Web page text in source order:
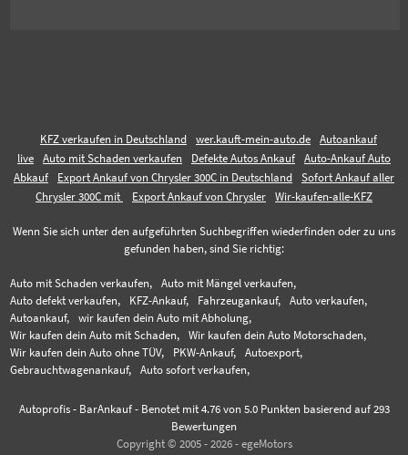
KFZ verkaufen in Deutschland wer.kauft-mein-auto.de
Autoankauf
live
Auto mit Schaden verkaufen Defekte Autos Ankauf
Auto-Ankauf Auto
Abkauf
Export Ankauf von Chrysler 300C in Deutschland
Sofort Ankauf aller
Chrysler 300C mit
Export Ankauf von Chrysler Wir-kaufen-alle-KFZ
Wenn Sie sich unter den aufgeführten Suchbegriffen wiederfinden oder zu uns
gefunden haben, sind Sie richtig:
Auto mit Schaden verkaufen,
Auto mit Mängel verkaufen,
Auto defekt verkaufen,
KFZ-Ankauf, Fahrzeugankauf,
Auto verkaufen,
Autoankauf,
wir kaufen dein Auto mit Abholung,
Wir kaufen dein Auto mit Schaden,
Wir kaufen dein Auto Motorschaden,
Wir kaufen dein Auto ohne TÜV,
PKW-Ankauf,
Autoexport,
Gebrauchtwagenankauf,
Auto sofort verkaufen,
Autoprofis - BarAnkauf- Benotet mit 4.76von 5.0 Punkten basierend auf 293
Bewertungen
Copyright © 2005 - 2026 - egeMotors